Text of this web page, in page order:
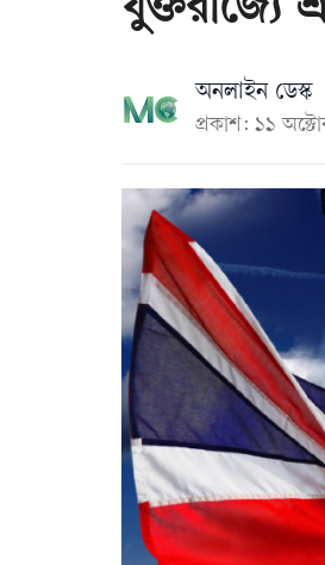
যুক্তরাজ্যে
অনলাইন ডেস্ক
প্রকাশ: ১১